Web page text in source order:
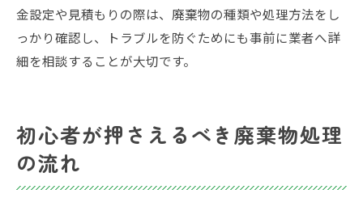
金設定や見積もりの際は、廃棄物の種類や処理方法をし
っかり確認し、トラブルを防ぐためにも事前に業者へ詳
細を相談することが大切です。
初心者が押さえるべき廃棄物処理
の流れ